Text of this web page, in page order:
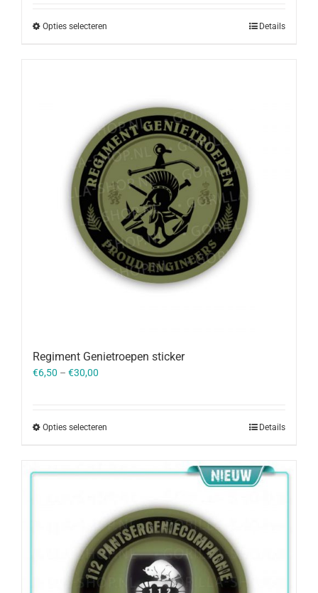
Opties selecteren Details
Regiment Genietroepen sticker
€6,50 – €30,00
Opties selecteren Details